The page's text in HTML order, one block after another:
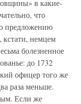
в какие-
что
предложению
кстати, немцем
болезненное
до 1732
офицер того же
раза меньше.
Если же